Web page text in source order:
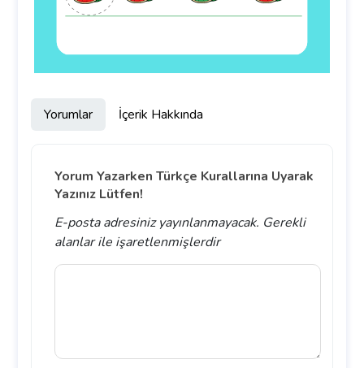
Yorumlar İçerik Hakkında
Yorum Yazarken Türkçe Kurallarına Uyarak
Yazınız Lütfen!
E-posta adresiniz yayınlanmayacak. Gerekli
alanlarile işaretlenmişlerdir